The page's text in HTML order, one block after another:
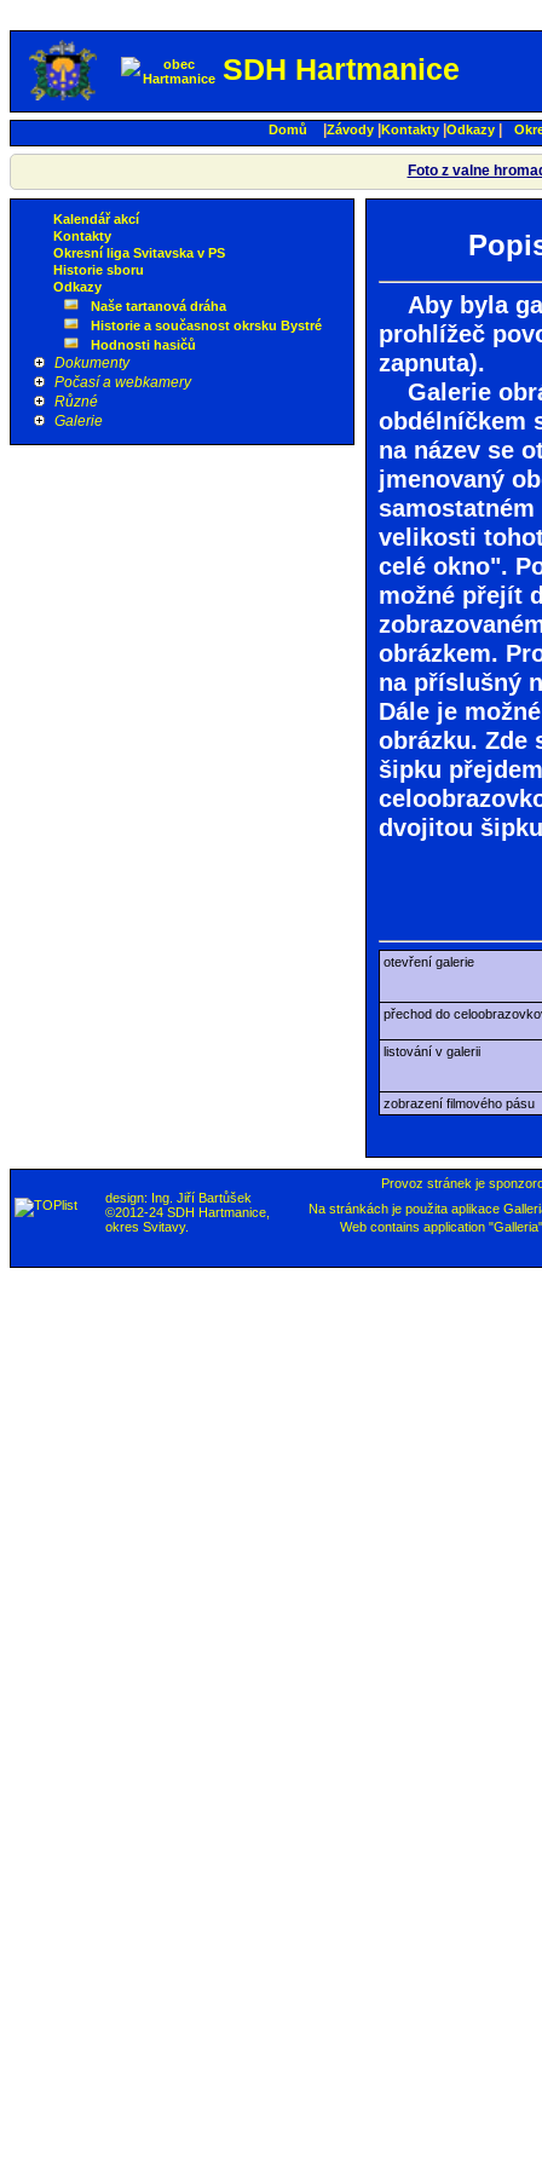
SDH Hartmanice
Domů Závody| Kontakty| Odkazy|
Foto z valne
Kalendář akcí
Kontakty
Okresní liga Svitavska v PS
Historie sboru
Odkazy
Naše tartanová dráha
Historie a současnost okrsku Bystré
Hodnosti hasičů
Dokumenty
Počasí a webkamery
Různé
Galerie
Aby byla
prohlížeč
zapnuta).
Galerie
obdélníčkem
na název se
jmenovaný
velikosti
celé okno".
možné přejít
obrázkem.
na příslušný
Dále je
obrázku. Zde
šipku
dvojitou
otevření galerie
přechod do
listování v galerii
zobrazení filmového pásu
design: Ing. Jiří Bartůšek
©2012-24 SDH Hartmanice,
okres Svitavy.
Provoz stránek je
Na stránkách je použita aplikace
Web contains application